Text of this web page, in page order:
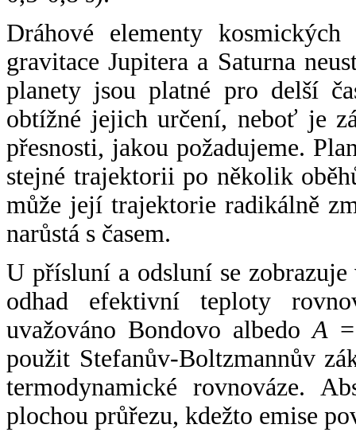
Dráhové elementy
gravitace Jupitera a Saturna
planety jsou platné pro delší
obtížné jejich určení, neboť je
přesnosti, jakou požadujeme.
stejné trajektorii po několik
může její trajektorie radikálně
narůstá s časem.
U přísluní a odsluní se
odhad efektivní teploty
uvažováno Bondovo albedoA
použit Stefanův-Boltzmannův
termodynamické rovnováze.
plochou průřezu, kdežto emise